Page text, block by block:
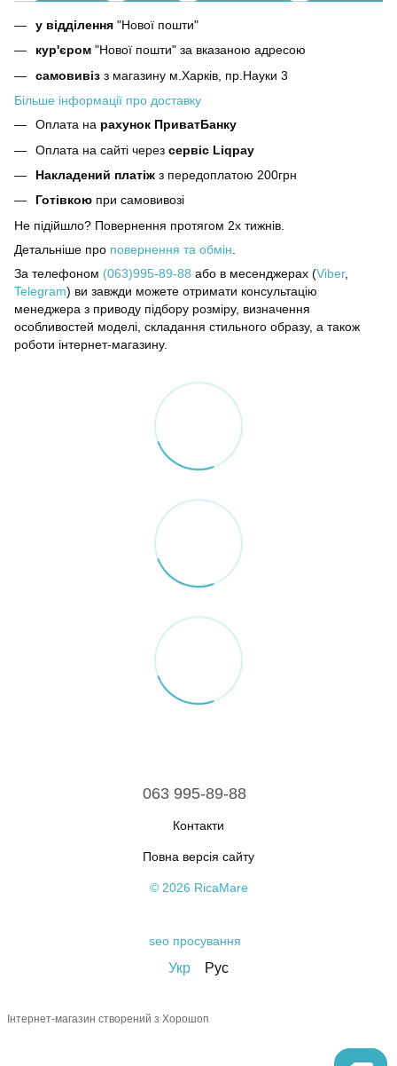
у відділення "Нової пошти"
кур'єром "Нової пошти" за вказаною адресою
самовивіз з магазину м.Харків, пр.Науки 3
Більше інформації про доставку
Оплата на рахунок ПриватБанку
Оплата на сайті через сервіс Liqpay
Накладений платіж з передоплатою 200грн
Готівкою при самовивозі
Не підійшло? Повернення протягом 2х тижнів.
Детальніше про повернення та обмін
За телефоном (063)995-89-88 або в месенджерах (Viber,
Telegram) ви завжди можете отримати консультацію
менеджера з приводу підбору розміру, визначення
особливостей моделі, складання стильного образу, а також
роботи інтернет-магазину.
063 995-89-88
Контакти
Повна версія сайту
© 2026 RicaMare
seo просування
Укр Рус
Інтернет-магазин створений з Хорошоп